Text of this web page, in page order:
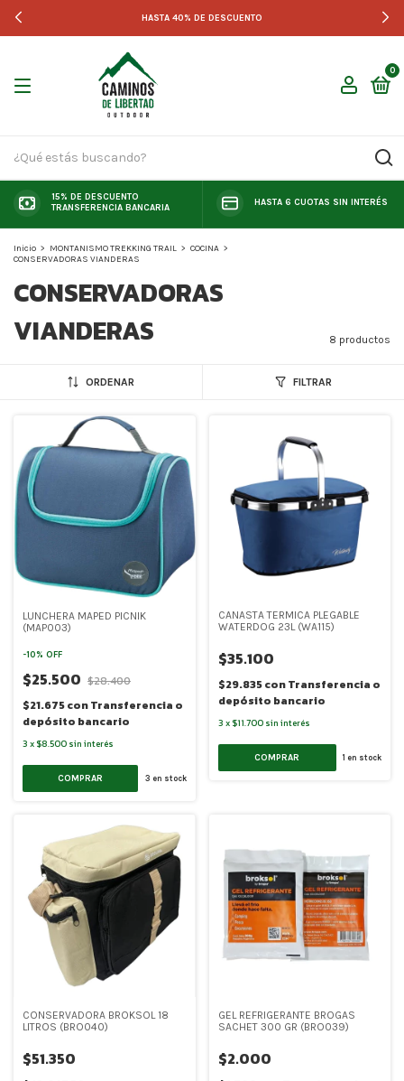
HASTA 40% DE DESCUENTO
0
15% DE DESCUENTO
TRANSFERENCIA BANCARIA
HASTA 6 CUOTAS SIN INTERÉS
Inicio > MONTANISMO TREKKING TRAIL > COCINA >
CONSERVADORAS VIANDERAS
CONSERVADORAS
VIANDERAS
8 productos
ORDENAR FILTRAR
LUNCHERA MAPED PICNIK
(MAP003)
-10% OFF
$25.500 $28.400
$21.675conTransferencia o
depósito bancario
3 x $8.500 sin interés
COMPRAR 3 en stock
CANASTA TERMICA PLEGABLE
WATERDOG 23L (WA115)
$35.100
$29.835conTransferencia o
depósito bancario
3 x $11.700 sin interés
COMPRAR 1 en stock
CONSERVADORA BROKSOL 18
LITROS (BRO040)
$51.350
GEL REFRIGERANTE BROGAS
SACHET 300 GR (BRO039)
$2.000